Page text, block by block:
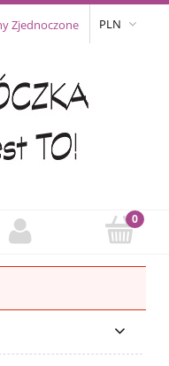
PLN